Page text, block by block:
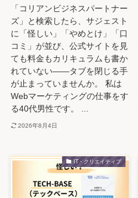
「コリアンビジネスパートナー
ズ」と検索したら、サジェスト
に「怪しい」「やめとけ」「口
コミ」が並び、公式サイトを見
ても料金もカリキュラムも書か
れていない――タブを閉じる手
が止まっていませんか。 私は
Webマーケティングの仕事をす
る40代男性です。 ...
2026年8月4日
IT・クリエイティブ